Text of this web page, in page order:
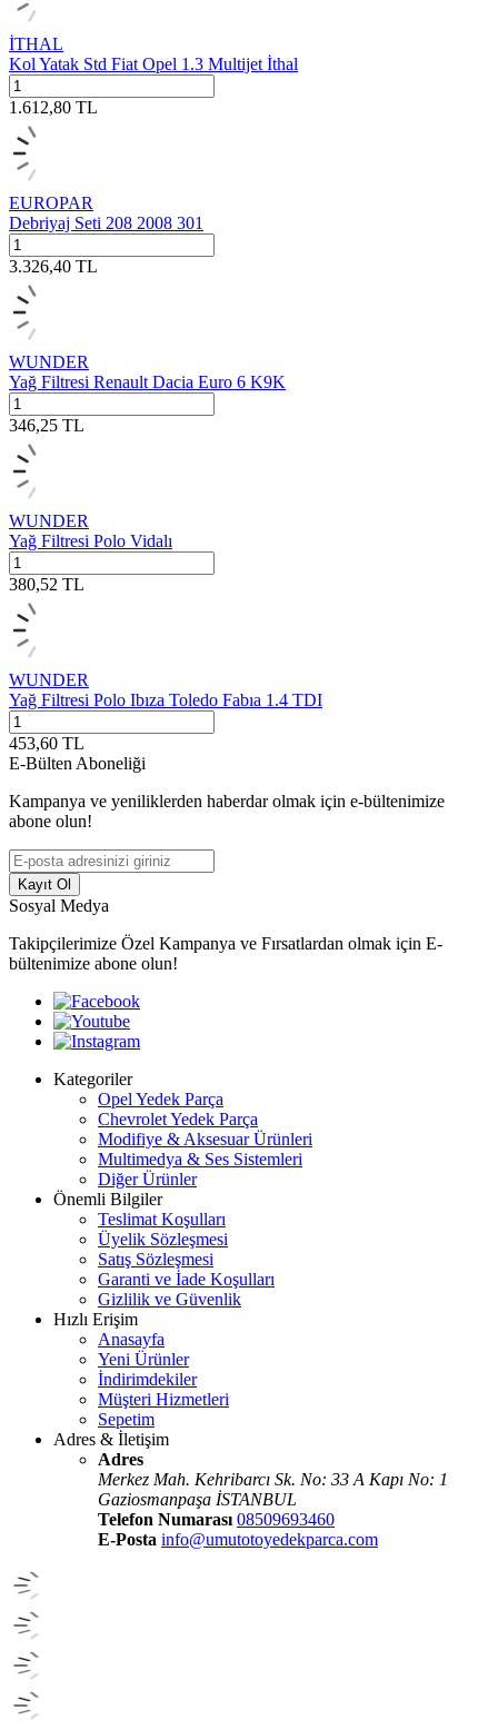
İTHAL
Kol Yatak Std Fiat Opel 1.3 Multijet İthal
1.612,80 TL
EUROPAR
Debriyaj Seti 208 2008 301
3.326,40 TL
WUNDER
Yağ Filtresi Renault Dacia Euro 6 K9K
346,25 TL
WUNDER
Yağ Filtresi Polo Vidalı
380,52 TL
WUNDER
Yağ Filtresi Polo Ibıza Toledo Fabıa 1.4 TDI
453,60 TL
E-Bülten Aboneliği
Kampanya ve yeniliklerden haberdar olmak için e-bültenimize
abone olun!
Kayıt Ol
Sosyal Medya
Takipçilerimize Özel Kampanya ve Fırsatlardan olmak için E-
bültenimize abone olun!
Kategoriler
Opel Yedek Parça
Chevrolet Yedek Parça
Modifiye & Aksesuar Ürünleri
Multimedya & Ses Sistemleri
Diğer Ürünler
Önemli Bilgiler
Teslimat Koşulları
Üyelik Sözleşmesi
Satış Sözleşmesi
Garanti ve İade Koşulları
Gizlilik ve Güvenlik
Hızlı Erişim
Anasayfa
Yeni Ürünler
İndirimdekiler
Müşteri Hizmetleri
Sepetim
Adres & İletişim
Adres
Merkez Mah. Kehribarcı Sk. No: 33 A Kapı No: 1
Gaziosmanpaşa İSTANBUL
Telefon Numarası 08509693460
E-Posta info@umutotoyedekparca.com